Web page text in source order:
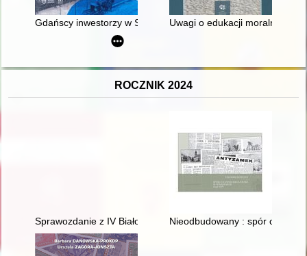
Gdańscy inwestorzy w Sopocie : prestiż finansowy i
Uwagi o edukacji moralnej
ROCZNIK 2024
Sprawozdanie z IV Białostockiej Letniej Szkoły Historii
Nieodbudowany : spór o